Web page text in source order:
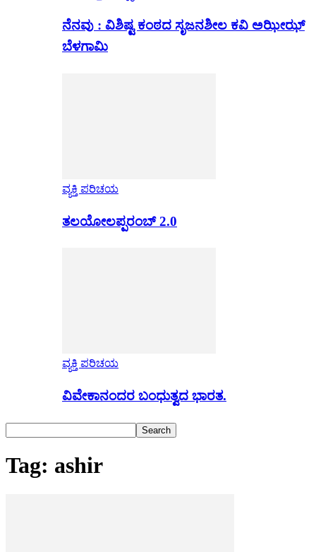
ನೆನವು : ವಿಶಿಷ್ಟ ಕಂಠದ ಸೃಜನಶೀಲ ಕವಿ ಅಝೀಝ್
ಬೆಳಗಾಮಿ
ವ್ಯಕ್ತಿ ಪರಿಚಯ
ತಲಯೋಲಪ್ಪರಂಬ್ 2.0
ವ್ಯಕ್ತಿ ಪರಿಚಯ
ವಿವೇಕಾನಂದರ ಬಂಧುತ್ವದ ಭಾರತ.
Tag: ashir